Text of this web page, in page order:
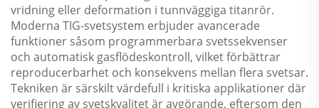
vridning eller deformation i tunnväggiga titanrör.
Moderna TIG-svetsystem erbjuder avancerade
funktioner såsom programmerbara svetssekvenser
och automatisk gasflödeskontroll, vilket förbättrar
reproducerbarhet och konsekvens mellan flera svetsar.
Tekniken är särskilt värdefull i kritiska applikationer där
verifiering av svetskvalitet är avgörande, eftersom den